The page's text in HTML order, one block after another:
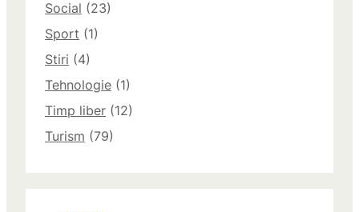
Social (23)
Sport (1)
Stiri (4)
Tehnologie (1)
Timp liber (12)
Turism (79)